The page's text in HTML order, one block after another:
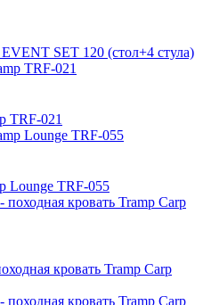
SET 120 (стол+4 стула)
TRF-021
Lounge TRF-055
кровать Tramp Carp